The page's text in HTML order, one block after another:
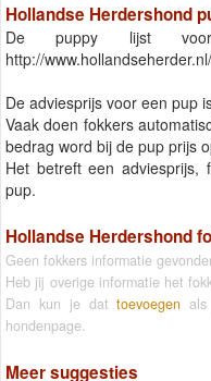
Hollandse Herdershond
De puppy lijst
http://
De adviesprijs voor een pup
Vaak doen fokkers
bedrag word bij de pup prijs
Het betreft een adviesprijs,
pup.
Hollandse Herdershond
Geen fokkers informatie
Heb jij overige informatie het
Dan kun je dattoevoegen
hondenpage.
Meer suggesties